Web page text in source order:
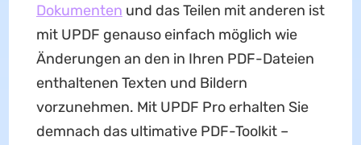
Dokumenten und das Teilen mit anderen ist
mit UPDF genauso einfach möglich wie
Änderungen an den in Ihren PDF-Dateien
enthaltenen Texten und Bildern
vorzunehmen. Mit UPDF Pro erhalten Sie
demnach das ultimative PDF-Toolkit –